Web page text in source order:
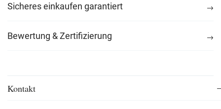
Sicheres einkaufen garantiert
Bewertung & Zertifizierung
Kontakt